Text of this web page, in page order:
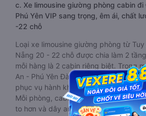
c. Xe limousine giường phòng cabin
Phú Yên VIP sang trọng, êm ái, chất
-22 chỗ
Loại xe limousine giường phòng từ
Nẵng 20 - 22 chỗ được chia làm 2
mỗi hàng là 2 cabin riêng biệt. Trong
An - Phú Yên Đà Nẵng cabin được
phục vụ hành khách suốt hành trình.
Mỗi phòng, cabin đều có gối nằm rời,
to hơn và dây an toàn seat belt.